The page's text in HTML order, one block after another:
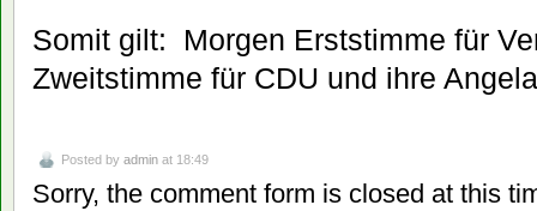
Somit gilt: Morgen Erststimme für
Zweitstimme für CDU und ihre
Posted by admin at 18:49
Sorry, the comment form is closed at this